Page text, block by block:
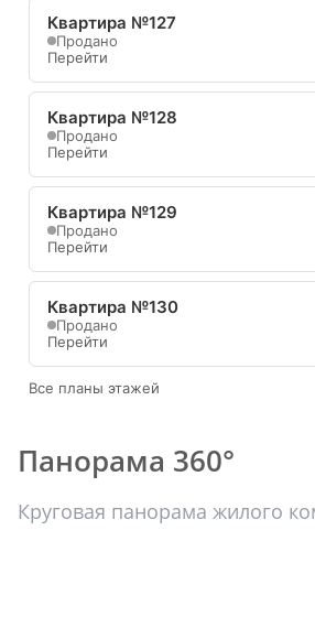
Квартира №127
Продано
Перейти
Квартира №128
Продано
Перейти
Квартира №129
Продано
Перейти
Квартира №130
Продано
Перейти
Все планы этажей
Панорама 360°
Круговая панорама жилого